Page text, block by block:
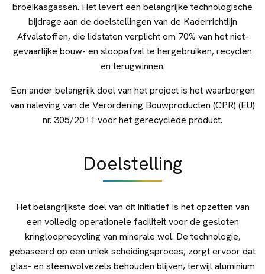
broeikasgassen. Het levert een belangrijke technologische
bijdrage aan de doelstellingen van de Kaderrichtlijn
Afvalstoffen, die lidstaten verplicht om 70% van het niet-
gevaarlijke bouw- en sloopafval te hergebruiken, recyclen
en terugwinnen.
Een ander belangrijk doel van het project is het waarborgen
van naleving van de Verordening Bouwproducten (CPR) (EU)
nr. 305/2011 voor het gerecyclede product.
Doelstelling
Het belangrijkste doel van dit initiatief is het opzetten van
een volledig operationele faciliteit voor de gesloten
kringlooprecycling van minerale wol. De technologie,
gebaseerd op een uniek scheidingsproces, zorgt ervoor dat
glas- en steenwolvezels behouden blijven, terwijl aluminium